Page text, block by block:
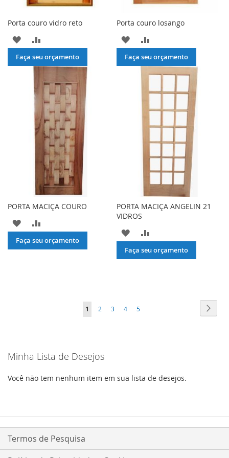
Porta couro vidro reto
ADICIONAR
À
LISTA
DESEJOS
PARA
Faça seu orçamento
Porta couro losango
ADICIONAR
À
LISTA
DESEJOS
PARA
COMPARAR
Faça seu orçamento
PORTA MACIÇA COURO
ADICIONAR
À
PARA
Faça seu orçamento
PORTA MACIÇA ANGELIN 21
VIDROS
ADICIONAR
À
PARA
Faça seu orçamento
Página
Você
a
1 Página
2 Página
3 Página
4 Página
5
Minha Lista de Desejos
Você não tem nenhum item em sua lista de desejos.
Termos de Pesquisa